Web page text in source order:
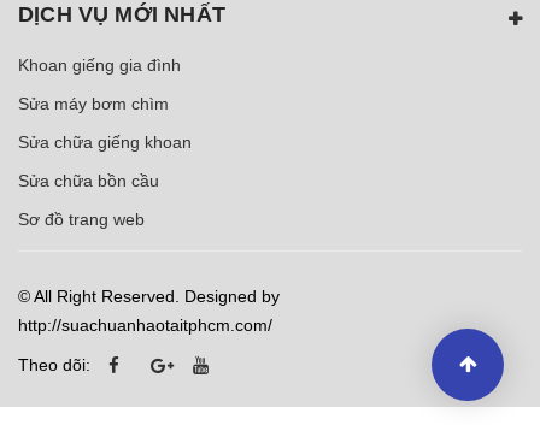
DỊCH VỤ MỚI NHẤT
Khoan giếng gia đình
Sửa máy bơm chìm
Sửa chữa giếng khoan
Sửa chữa bồn cầu
Sơ đồ trang web
© All Right Reserved. Designed by
http://suachuanhaotaitphcm.com/
Theo dõi: